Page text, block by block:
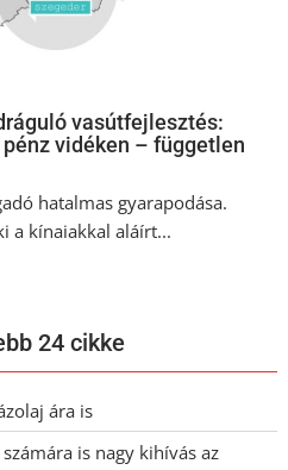
vasútfejlesztés:
vidéken – független
hatalmas gyarapodása.
a kínaiakkal aláírt...
24 cikke
ára is
is nagy kihívás az